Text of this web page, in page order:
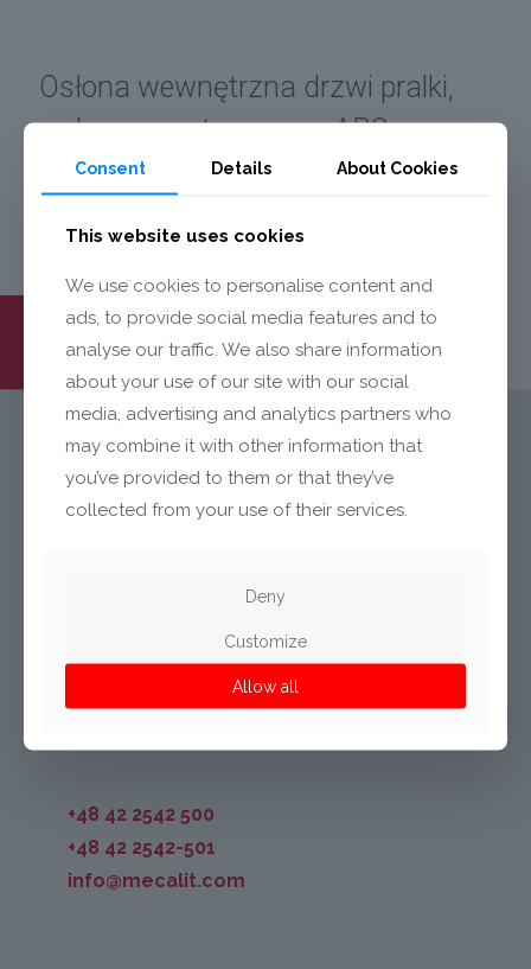
Osłona wewnętrzna drzwi pralki,
wykonana z tworzywa ABS z
nadrukiem.
KONTAKT
+48 42 2542 500
+48 42 2542-501
info@mecalit.com
Consent Details About Cookies
This website uses cookies
We use cookies to personalise content and
ads, to provide social media features and to
analyse our traffic. We also share information
about your use of our site with our social
media, advertising and analytics partners who
may combine it with other information that
you’ve provided to them or that they’ve
collected from your use of their services.
Deny
Customize
Allow all